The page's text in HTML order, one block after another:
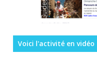
Voici l'activité en vidéo